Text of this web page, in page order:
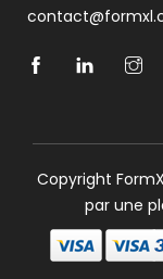
Copyright
par une